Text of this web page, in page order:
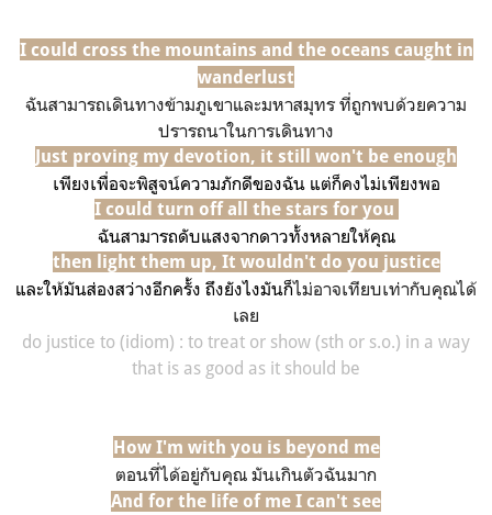
I could cross the mountains and the oceans caught in
wanderlust
ฉันสามารถเดินทางข้ามภูเขาและมหาสมุทร ที่ถูกพบด้วยความ
ปรารถนาในการเดินทาง
Just proving my devotion, it still won't be enough
เพียงเพื่อจะพิสูจน์ความภักดีของฉัน แต่ก็คงไม่เพียงพอ
I could turn off all the stars for you
ฉันสามารถดับแสงจากดาวทั้งหลายให้คุณ
then light them up, It wouldn't do you justice
และให้มันส่องสว่างอีกครั้ง ถึงยังไงมันก็ไม่อาจเทียบเท่ากับคุณได้
เลย
do justice to (idiom) : to treat or show (sth or s.o.) in a way
that is as good as it should be
How I'm with you is beyond me
ตอนที่ได้อยู่กับคุณ มันเกินตัวฉันมาก
And for the life of me I can't see